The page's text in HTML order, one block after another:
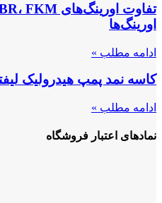
اورینگ‌ها
ادامه مطلب »
کاسه نمد پمپ هیدرولیک
ادامه مطلب »
نمادهای اعتبار فروشگاه